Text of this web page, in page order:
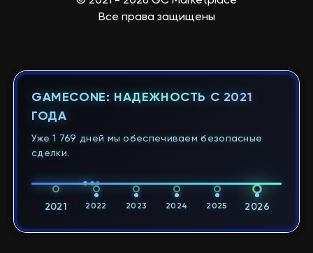
Все права защищены
GAMECONE: НАДЕЖНОСТЬ С 2021
ГОДА
Уже 1 769 дней мы обеспечиваем безопасные
сделки.
2021 2022 2023 2024 2025 2026